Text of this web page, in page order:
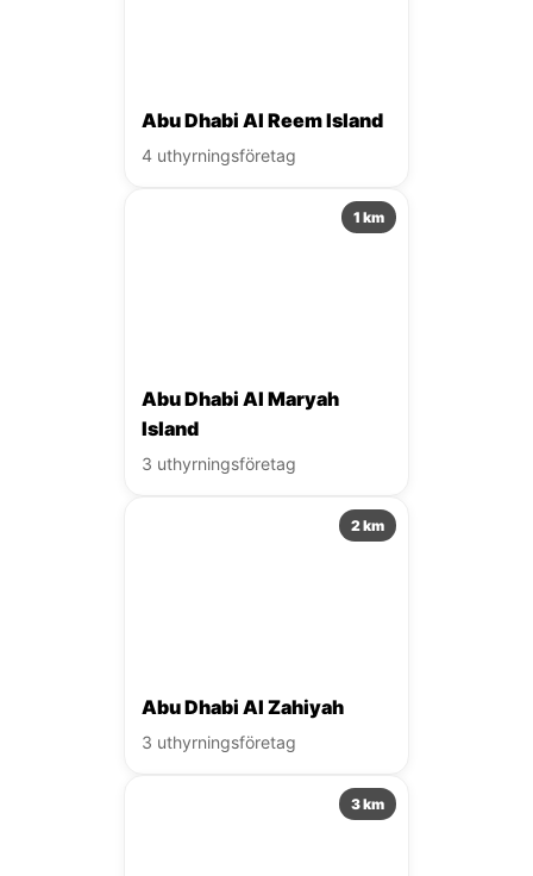
Abu Dhabi Al Reem Island
4 uthyrningsföretag
1 km
Abu Dhabi Al Maryah
Island
3 uthyrningsföretag
2 km
Abu Dhabi Al Zahiyah
3 uthyrningsföretag
3 km